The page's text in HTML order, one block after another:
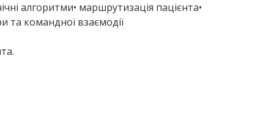
алгоритми• маршрутизація пацієнта•
та командної взаємодії